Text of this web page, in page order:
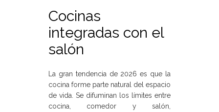
Cocinas
integradas con el
salón
La gran tendencia de 2026 es que la
cocina forme parte natural del espacio
de vida. Se difuminan los límites entre
cocina, comedor y salón,